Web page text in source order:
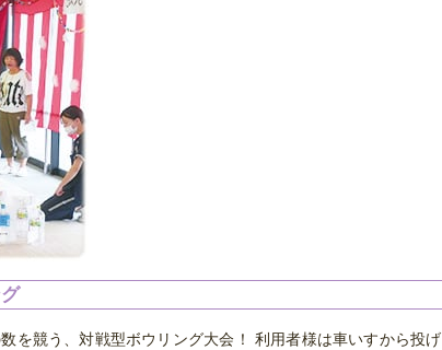
を競う、対戦型ボウリング大会！ 利用者様は車いすから投げ